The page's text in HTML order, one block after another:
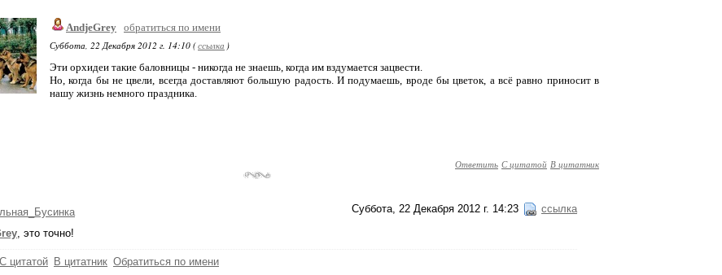
AndjeGrey обратиться по имени
Суббота, 22 Декабря 2012 г. 14:10 (ссылка )
Эти орхидеи такие баловницы - никогда не знаешь, когда им вздумается зацвести.
Но, когда бы не цвели, всегда доставляют большую радость. И подумаешь, вроде бы цветок, а всё равно приносит в
нашу жизнь немного праздника.
Ответить С цитатой В цитатник
Суббота, 22 Декабря 2012 г. 14:23 ссылка
, это точно!
С цитатой В цитатник Обратиться по имени